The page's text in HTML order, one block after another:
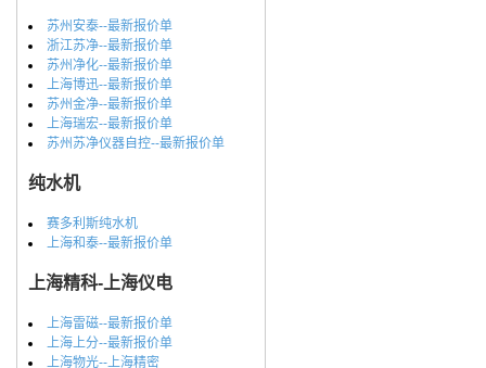
苏州安泰--最新报价单
浙江苏净--最新报价单
苏州净化--最新报价单
上海博迅--最新报价单
苏州金净--最新报价单
上海瑞宏--最新报价单
苏州苏净仪器自控--最新报价单
纯水机
赛多利斯纯水机
上海和泰--最新报价单
上海精科-上海仪电
上海雷磁--最新报价单
上海上分--最新报价单
上海物光--上海精密